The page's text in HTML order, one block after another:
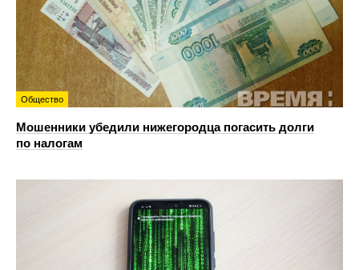
Общество
Мошенники убедили нижегородца погасить долги
по налогам